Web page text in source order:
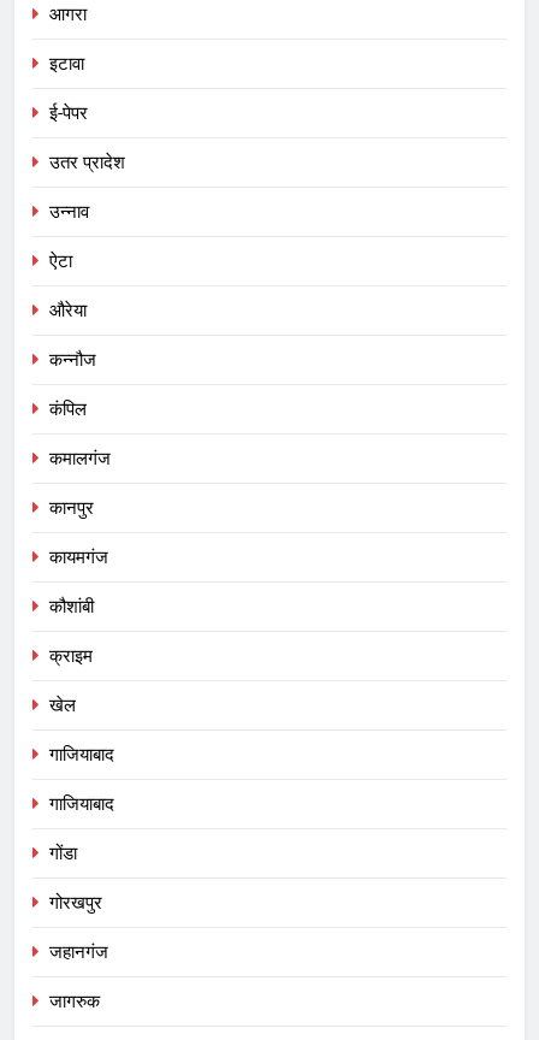
आगरा
इटावा
ई-पेपर
उतर प्रादेश
उन्नाव
ऐटा
औरेया
कन्नौज
कंपिल
कमालगंज
कानपुर
कायमगंज
कौशांबी
क्राइम
खेल
गाजियाबाद
गाजियाबाद
गोंडा
गोरखपुर
जहानगंज
जागरुक